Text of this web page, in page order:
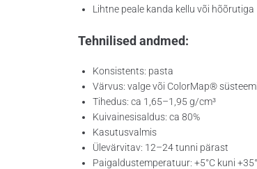
Lihtne peale kanda kellu või hõõrutiga
Tehnilised andmed:
Konsistents: pasta
Värvus: valge või ColorMap®
Tihedus: ca 1,65–1,95 g/cm³
Kuivainesisaldus: ca 80%
Kasutusvalmis
Ülevärvitav: 12–24 tunni pärast
Paigaldustemperatuur: +5°C kuni